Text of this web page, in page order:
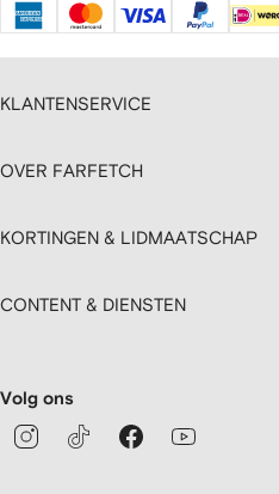
KLANTENSERVICE
OVER FARFETCH
KORTINGEN & LIDMAATSCHAP
CONTENT & DIENSTEN
Volg ons